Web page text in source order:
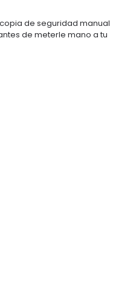
de seguridad manual
de meterle mano a tu